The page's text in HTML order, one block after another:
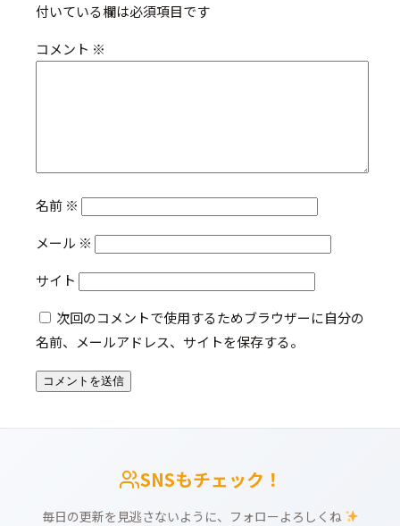
付いている欄は必須項目です
コメント ※
名前 ※
メール ※
サイト
次回のコメントで使用するためブラウザーに自分の
名前、メールアドレス、サイトを保存する。
SNSもチェック！
毎日の更新を見逃さないように、フォローよろしくね